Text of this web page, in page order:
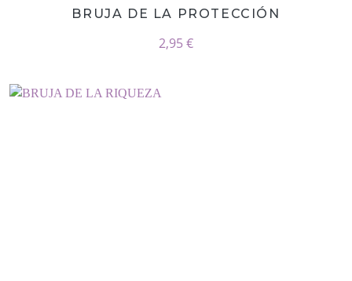
BRUJA DE LA PROTECCIÓN
2,95 €